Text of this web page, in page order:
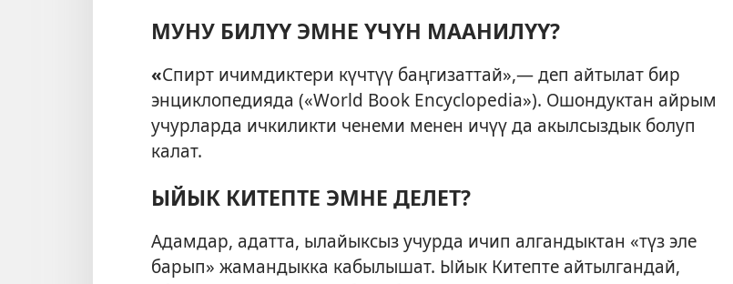
МУНУ БИЛҮҮ ЭМНЕ ҮЧҮН МААНИЛҮҮ?
«Спирт ичимдиктери күчтүү баңгизаттай»,— деп айтылат бир
энциклопедияда («World Book Encyclopedia»). Ошондуктан айрым
учурларда ичкиликти ченеми менен ичүү да акылсыздык болуп
калат.
ЫЙЫК КИТЕПТЕ ЭМНЕ ДЕЛЕТ?
Адамдар, адатта, ылайыксыз учурда ичип алгандыктан «түз эле
барып» жамандыкка кабылышат. Ыйык Китепте айтылгандай,